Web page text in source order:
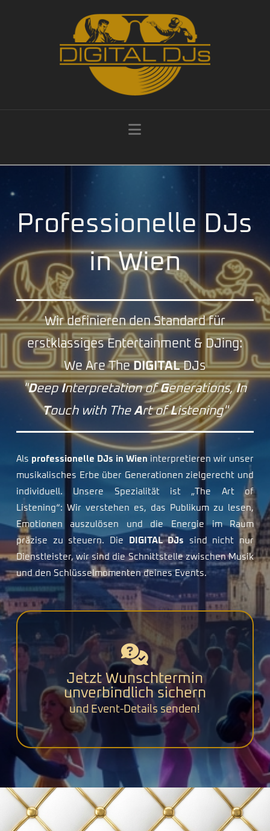
Navigation
Professionelle DJs
in Wien
Wir definieren den Standard für
erstklassiges Entertainment & DJing:
We Are TheDIGITALDJs
"DeepInterpretation ofGenerations,In
Touch with The Art ofListening"
Als professionelle DJs in Wien interpretieren wir unser
musikalisches Erbe über Generationen zielgerecht und
individuell. Unsere Spezialität ist „The Art of
Listening“: Wir verstehen es, das Publikum zu lesen,
Emotionen auszulösen und die Energie im Raum
präzise zu steuern. Die
DIGITAL DJs sind nicht nur
Dienstleister, wir sind die Schnittstelle zwischen Musik
und den Schlüsselmomenten deines Events.
Jetzt Wunschtermin
unverbindlich sichern
und Event-Details senden!